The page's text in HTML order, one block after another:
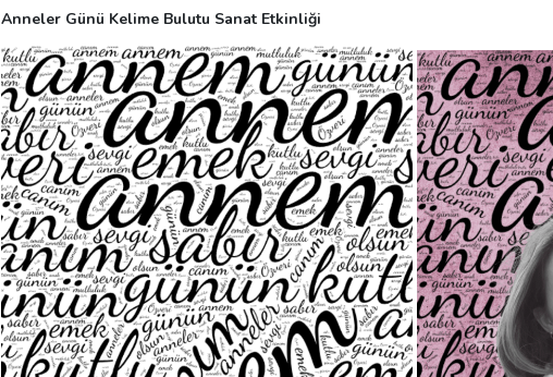
Anneler Günü Kelime Bulutu Sanat Etkinliği